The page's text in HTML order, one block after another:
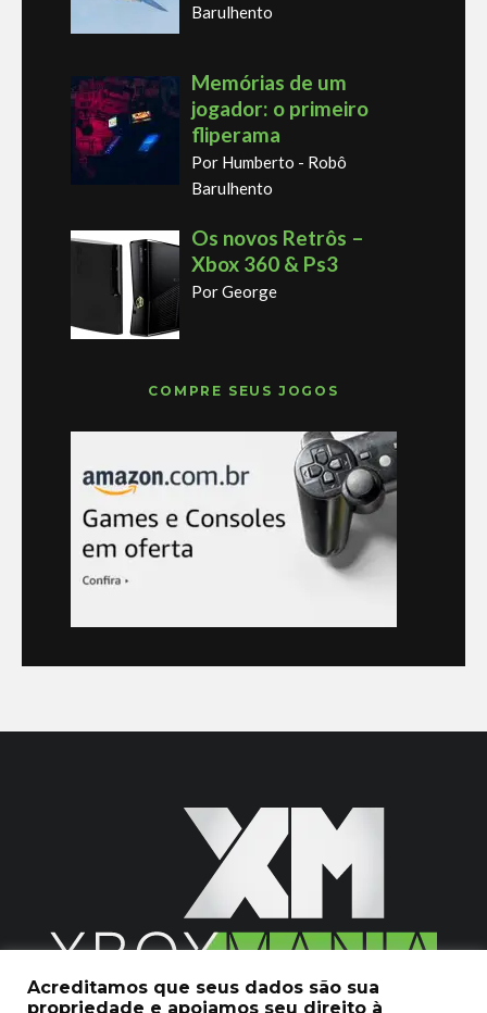
Barulhento
Memórias de um
jogador: o primeiro
fliperama
Por Humberto - Robô
Barulhento
Os novos Retrôs –
Xbox 360 & Ps3
Por George
COMPRE SEUS JOGOS
2020 © Xboxmania. Todos os Direitos Reservados.
Acreditamos que seus dados são sua
propriedade e apoiamos seu direito à